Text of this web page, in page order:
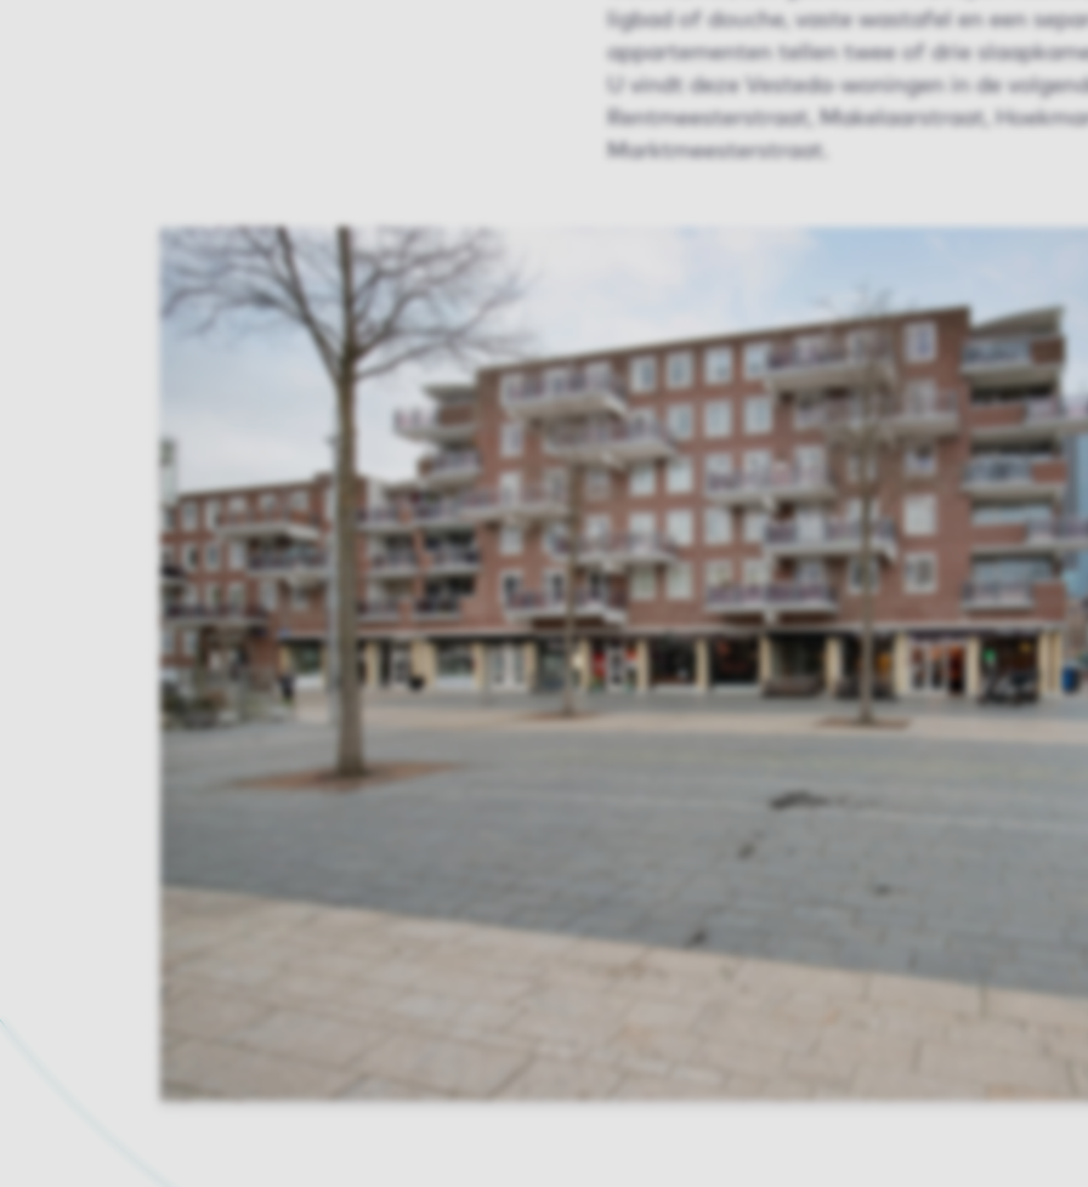
ligbad of douche, vaste wastafel en een
appartementen tellen twee of drie
U vindt deze Vesteda-woningen in de
Rentmeesterstraat, Makelaarstraat,
Marktmeesterstraat.